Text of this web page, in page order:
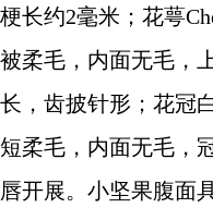
梗长约2毫米；花萼
被柔毛，内面无毛，
长，齿披针形；花冠
短柔毛，内面无毛，
唇开展。小坚果腹面